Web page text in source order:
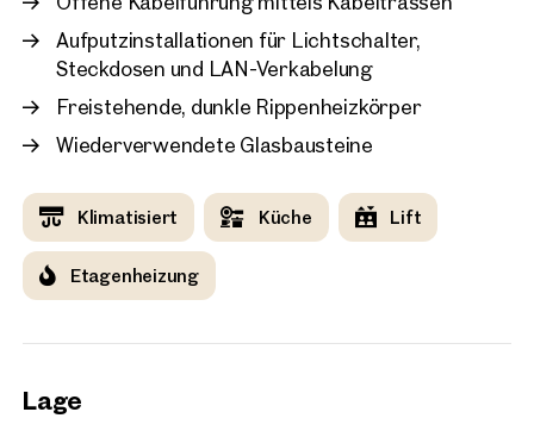
offenes Loft-Konzept mit funktionalen Nebenräumen zu
schaffen.
Zusätzlich sorgt eine Klimaanlage für angenehme
Temperaturen. Die Wohnung befindet sich in ruhiger Hoflage.
genutzt zu werden. Für einen potenziellen Serverraum
wurden bereits die notwendigen Klimaleitungen für ein
zusätzliches Klimagerät vorbereitet.
Aufputzinstallationen für Lichtschalter,
Steckdosen und LAN-Verkabelung
Freistehende, dunkle Rippenheizkörper
Wiederverwendete Glasbausteine
Klimatisiert Küche Lift
Etagenheizung
Lage
Wien, 1. Innere Stadt
Altbaujuwel in absoluter
194 m²
3 Zimmer
Verfügbar nach Vereinbarung
Preis auf Anfrage